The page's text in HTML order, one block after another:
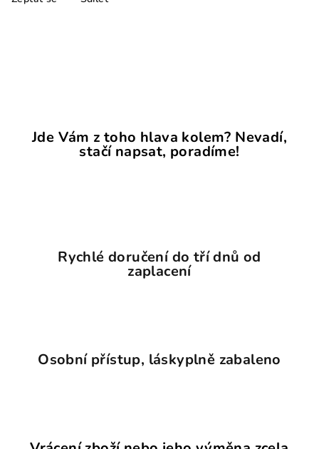
Jde Vám z toho hlava kolem? Nevadí,
stačí napsat, poradíme!
Rychlé doručení do tří dnů od
zaplacení
Osobní přístup, láskyplně zabaleno